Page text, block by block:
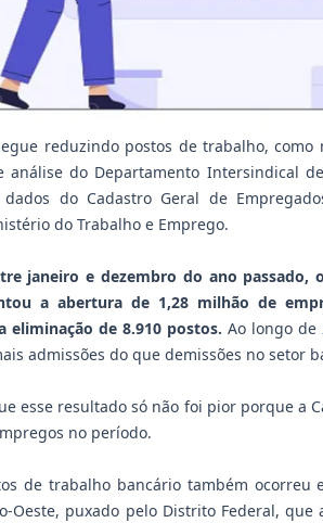
reduzindo postos de trabalho, como
análise do Departamento Intersindical
do Cadastro Geral de
do Trabalho e Emprego.
janeiro e dezembro do ano
a abertura de 1,28 milhão de
eliminação de 8.910 postos. Ao longo de
admissões do que demissões no setor
esse resultado só não foi pior porque a
no período.
de trabalho bancário também ocorreu
Oeste, puxado pelo Distrito Federal,